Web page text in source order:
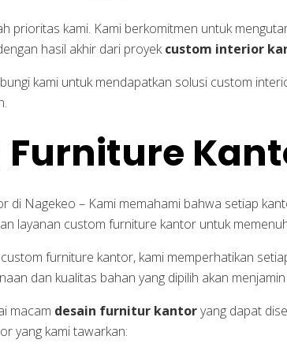
prioritas kami. Kami berkomitmen untuk
hasil akhir dari proyekcustom interior
kami untuk mendapatkan solusi custom
di Nagekeo – Kami memahami bahwa setiap
layanan custom furniture kantor untuk
furniture kantor, kami memperhatikan
dan kualitas bahan yang dipilih akan
macam desain furnitur kantoryang dapat
yang kami tawarkan: